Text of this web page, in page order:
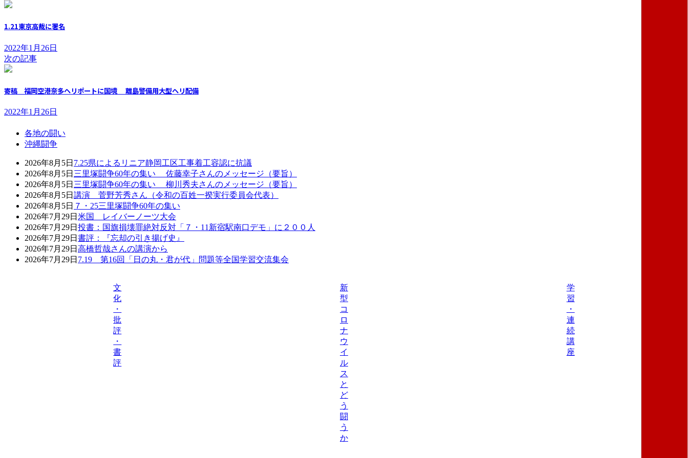
1.21東京高裁に署名
2022年1月26日
次の記事
寄稿 福岡空港奈多ヘリポートに国境 離島警備用大型ヘリ配備
2022年1月26日
各地の闘い
沖縄闘争
2026年8月5日 7.25県によるリニア静岡工区工事着工容認に抗議
2026年8月5日 三里塚闘争60年の集い 佐藤幸子さんのメッセージ（要旨）
2026年8月5日 三里塚闘争60年の集い 柳川秀夫さんのメッセージ（要旨）
2026年8月5日 講演 菅野芳秀さん（令和の百姓一揆実行委員会代表）
2026年8月5日 ７・25三里塚闘争60年の集い
2026年7月29日 米国 レイバーノーツ大会
2026年7月29日 投書：国旗損壊罪絶対反対「７・11新宿駅南口デモ」に２００人
2026年7月29日 書評：『忘却の引き揚げ史』
2026年7月29日 高橋哲哉さんの講演から
2026年7月29日 7.19 第16回「日の丸・君が代」問題等全国学習交流集会
文
化
・
批
評
・
書
評
新
型
コ
ロ
ナ
ウ
イ
ル
ス
と
ど
う
闘
う
か
学
習
・
連
続
講
座